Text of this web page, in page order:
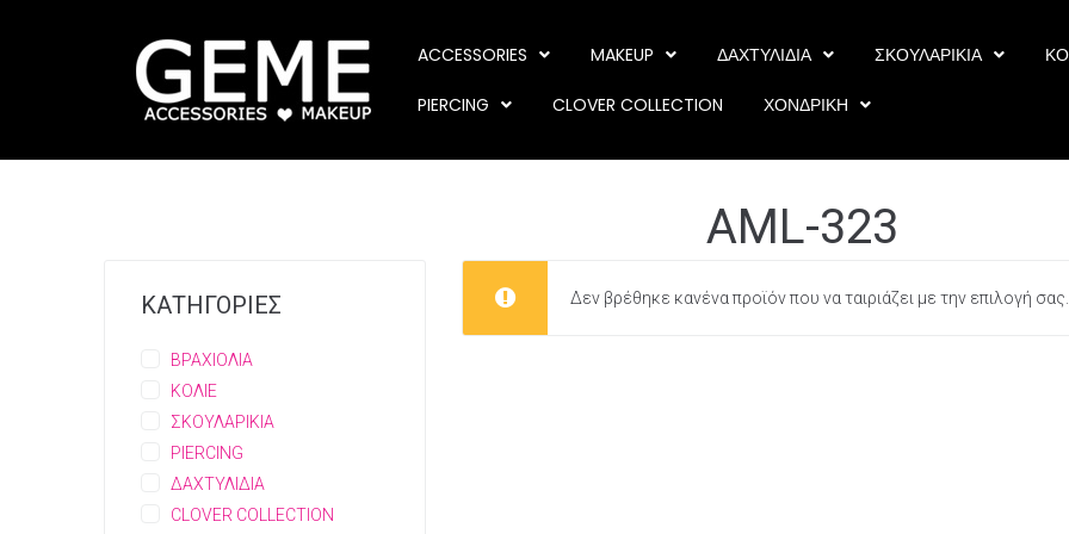
ACCESSORIES MAKEUP ΔΑΧΤΥΛΙΔΙΑ ΣΚΟΥΛΑΡΙΚΙΑ
PIERCING CLOVER COLLECTION ΧΟΝΔΡΙΚΗ
AML-323
Δεν βρέθηκε κανένα προϊόν που να ταιριάζει με την επιλογή σας.
ΚΑΤΗΓΟΡΙΕΣ
ΒΡΑΧΙΟΛΙΑ
ΚΟΛΙΕ
ΣΚΟΥΛΑΡΙΚΙΑ
PIERCING
ΔΑΧΤΥΛΙΔΙΑ
CLOVER COLLECTION